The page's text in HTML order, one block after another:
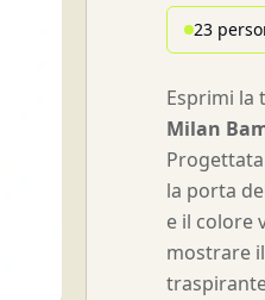
23
Esprimi la
Milan
la porta
e il colore
mostrare